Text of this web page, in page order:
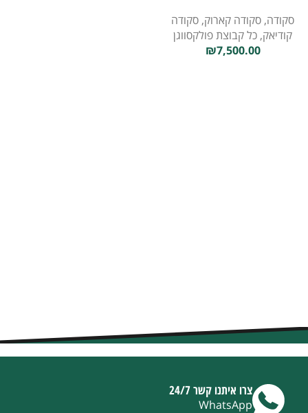
סקודה, סקודה קארוק, סקודה
קודיאק, כל קבוצת פולקסווגן
₪7,500.00
צרו איתנו קשר 24/7
WhatsApp